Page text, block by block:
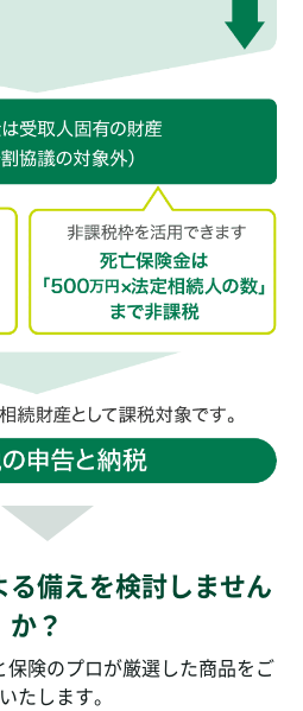
る備えを検討しません
か？
険のプロが厳選した商品をご
たします。